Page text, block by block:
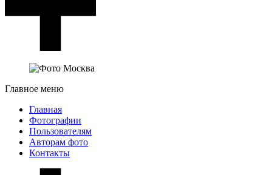
Главное меню
Главная
Фотографии
Пользователям
Авторам фото
Контакты